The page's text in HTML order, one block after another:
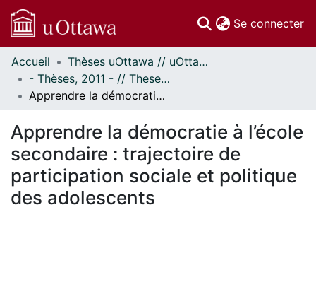
Se connecter
Communautés
et collections
Parcourir
À propos
Accueil
Thèses uOttawa // uOttawa Theses
- Thèses, 2011 - // Theses, 2011 -
Apprendre la démocratie à l’école secondaire : trajectoire de participation sociale et politique des adolescents
Apprendre la démocratie à l’école
secondaire : trajectoire de
participation sociale et politique
des adolescents